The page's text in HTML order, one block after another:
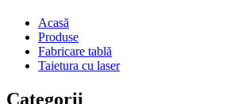
Acasă
Produse
Fabricare tablă
Taietura cu laser
Categorii